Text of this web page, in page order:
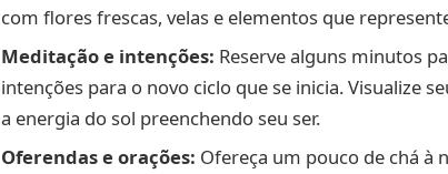
com flores frescas, velas e elementos que
Meditação e intenções: Reserve alguns minutos
intenções para o novo ciclo que se inicia. Visualize
a energia do sol preenchendo seu ser.
Oferendas e orações: Ofereça um pouco de chá à